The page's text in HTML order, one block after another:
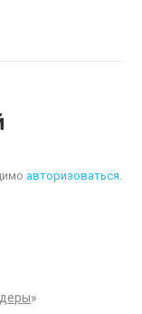
авторизоваться.
»